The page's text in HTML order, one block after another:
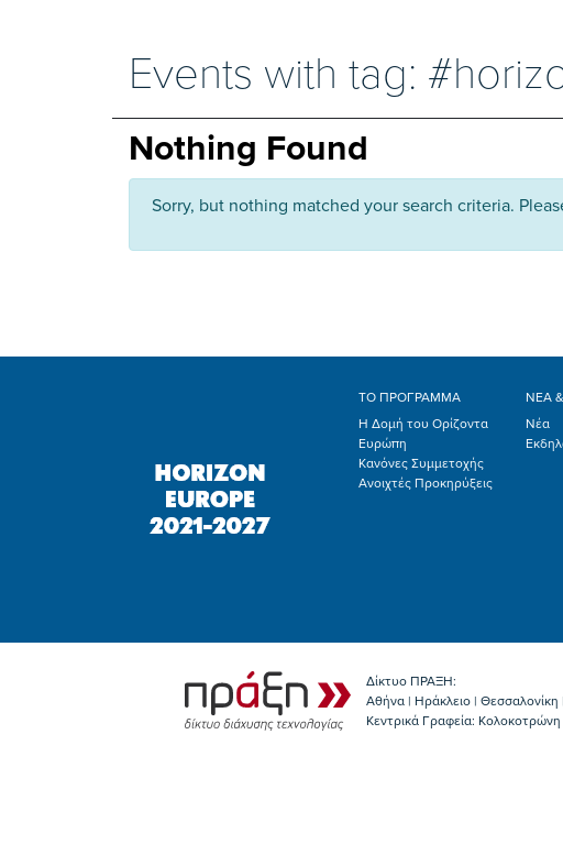
Events with tag:
Nothing Found
Sorry, but nothing matched your search criteria.
ΤΟ ΠΡΟΓΡΑΜΜΑ
Η Δομή του Ορίζοντα
Ευρώπη
Κανόνες Συμμετοχής
Ανοιχτές Προκηρύξεις
ΝΕΑ
Νέα
Δίκτυο ΠΡΑΞΗ:
Αθήνα | Ηράκλειο |
Κεντρικά Γραφεία: